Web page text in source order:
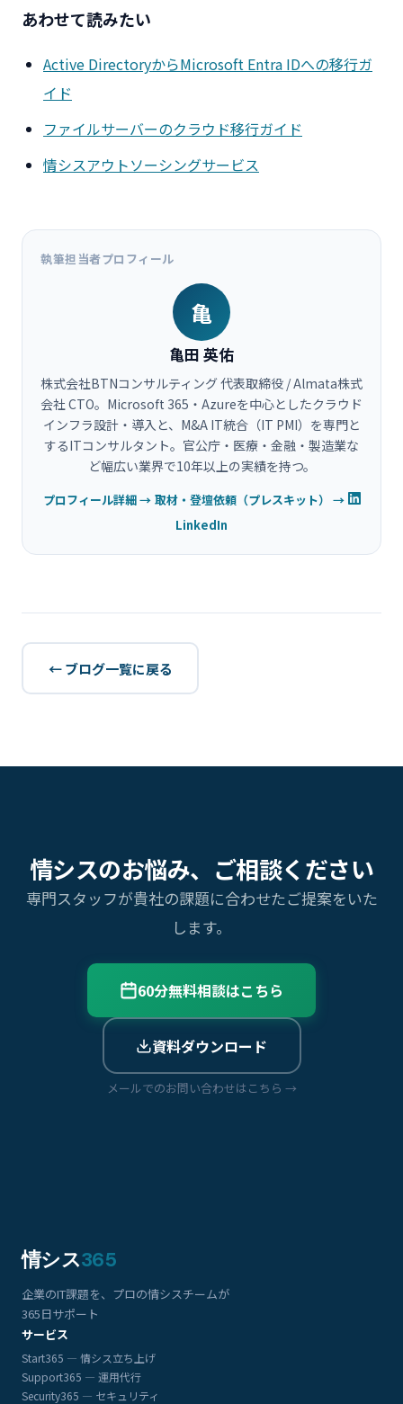
あわせて読みたい
Active DirectoryからMicrosoft Entra IDへの移行ガ
イド
ファイルサーバーのクラウド移行ガイド
情シスアウトソーシングサービス
執筆担当者プロフィール
亀
亀田 英佑
株式会社BTNコンサルティング 代表取締役 / Almata株式
会社 CTO。Microsoft 365・Azureを中心としたクラウド
インフラ設計・導入と、M&A IT統合（IT PMI）を専門と
するITコンサルタント。官公庁・医療・金融・製造業な
ど幅広い業界で10年以上の実績を持つ。
プロフィール詳細 → 取材・登壇依頼（プレスキット） →
LinkedIn
← ブログ一覧に戻る
情シスのお悩み、ご相談ください
専門スタッフが貴社の課題に合わせたご提案をいた
します。
60分無料相談はこちら
資料ダウンロード
メールでのお問い合わせはこちら →
情シス365
企業のIT課題を、プロの情シスチームが
365日サポート
サービス
Start365 — 情シス立ち上げ
Support365 — 運用代行
Security365 — セキュリティ